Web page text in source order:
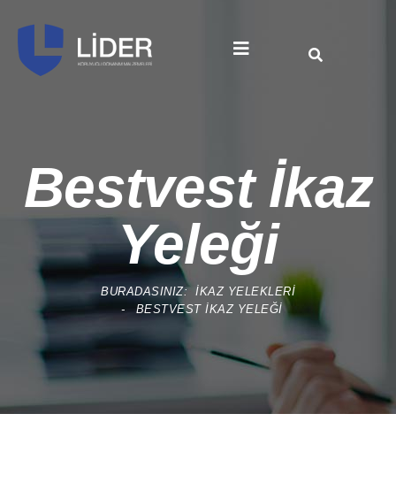
Bestvest İkaz
Yeleği
BURADASINIZ: İKAZ YELEKLERI
BESTVEST İKAZ YELEĞI